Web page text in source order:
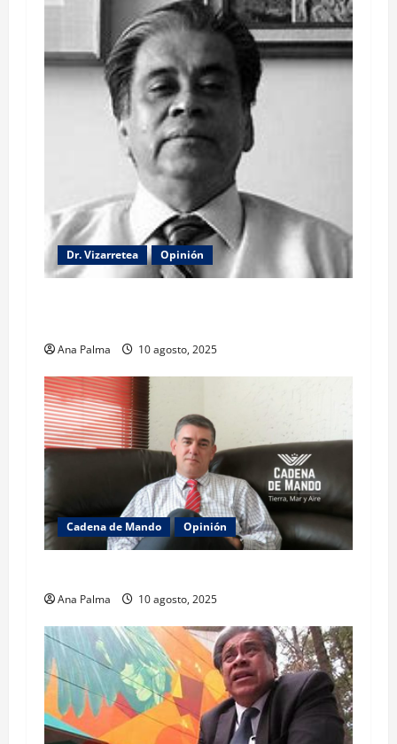
Dr. Vizarretea Opinión
Ana Palma 10 agosto, 2025
Cadena de Mando Opinión
Ana Palma 10 agosto, 2025